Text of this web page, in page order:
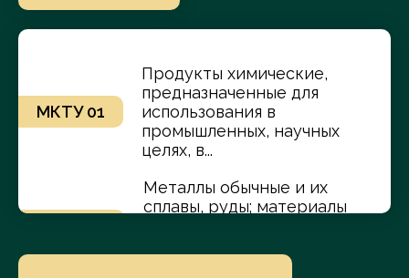
МКТУ 01
Продукты химические,
предназначенные для
использования в
промышленных, научных
целях, в...
Металлы обычные и их
сплавы, руды; материалы